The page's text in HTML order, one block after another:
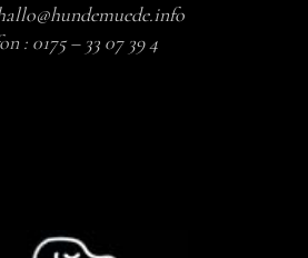
: 0175 – 33 07 39 4